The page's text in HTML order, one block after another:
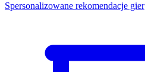
Spersonalizowane rekomendacje gier